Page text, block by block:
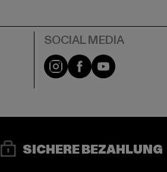
Instagram
FacebookYouTube
SICHERE BEZAHLUNG